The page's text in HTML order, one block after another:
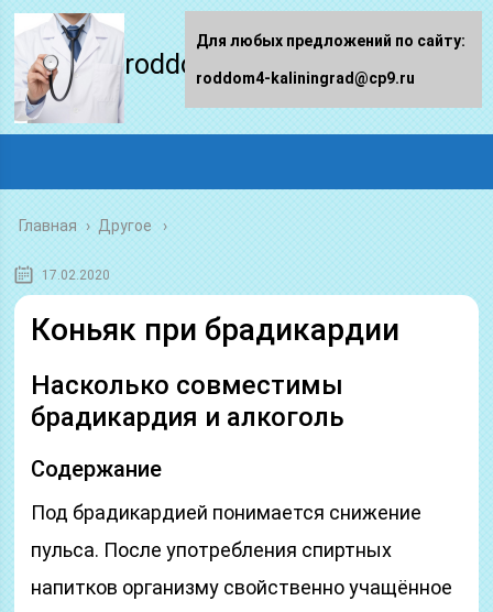
roddom4-kaliningrad.ru
Главная › Другое
17.02.2020
Коньяк при брадикардии
Насколько совместимы
брадикардия и алкоголь
Содержание
Под брадикардией понимается снижение
пульса. После употребления спиртных
напитков организму свойственно учащённое
Для любых предложений по сайту:
roddom4-kaliningrad@cp9.ru